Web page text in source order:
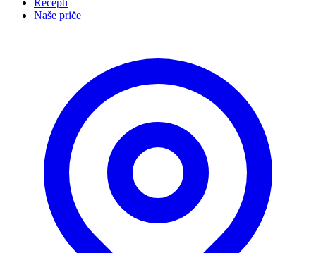
Recepti
Naše priče